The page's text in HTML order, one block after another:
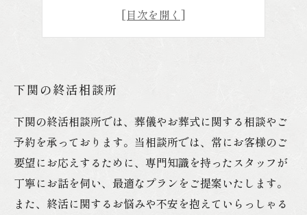
下関の終活相談所
下関の終活相談所では、葬儀やお葬式に関する相談やご
予約を承っております。当相談所では、常にお客様のご
要望にお応えするために、専門知識を持ったスタッフが
丁寧にお話を伺い、最適なプランをご提案いたします。
また、終活に関するお悩みや不安を抱えていらっしゃる